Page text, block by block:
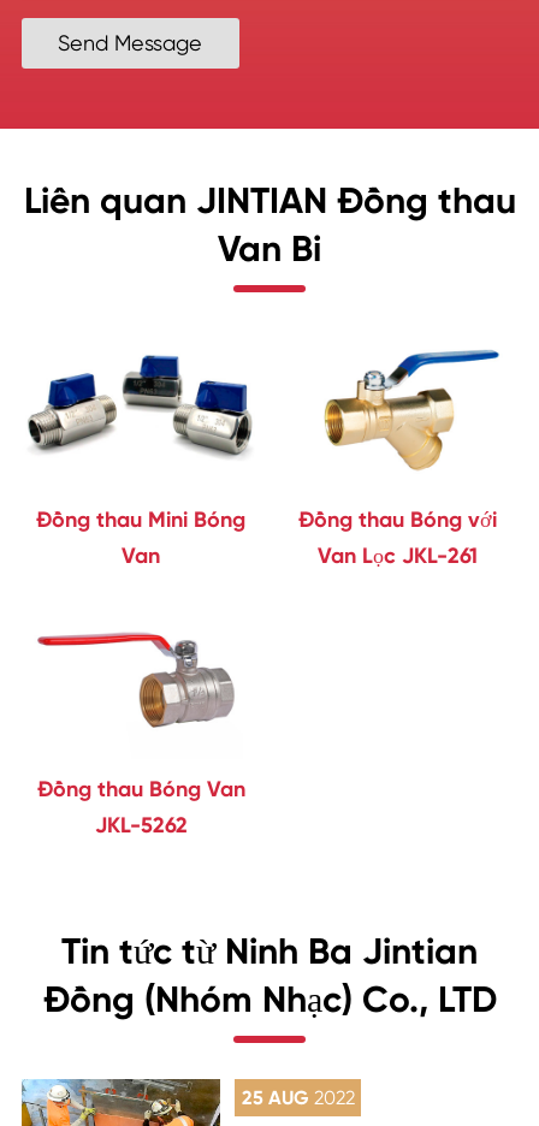
Send Message
Liên quan JINTIAN Đồng thau
Van Bi
Đồng thau Mini Bóng
Van
Đồng thau Bóng với
Van Lọc JKL-261
Đồng thau Bóng Van
JKL-5262
Tin tức từ Ninh Ba Jintian
Đồng (Nhóm Nhạc) Co., LTD
25 AUG 2022